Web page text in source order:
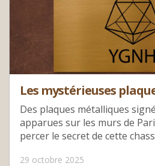
Les mystérieuses
Des plaques métalliques
apparues sur les murs de
percer le secret de cette
29 octobre 2025